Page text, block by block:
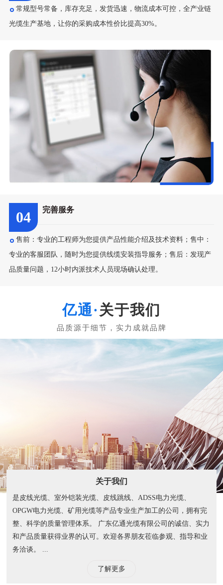
常规型号常备，库存充足，发货迅速，物流成本可控，全产业链
光缆生产基地，让你的采购成本性价比提高30%。
04 完善服务
售前：专业的工程师为您提供产品性能介绍及技术资料；售中：
专业的客服团队，随时为您提供线缆安装指导服务；售后：发现产
品质量问题，12小时内派技术人员现场确认处理。
关于我们
关于我们
是皮线光缆、室外铠装光缆、皮线跳线、ADSS电力光缆、
OPGW电力光缆、矿用光缆等产品专业生产加工的公司，拥有完
整、科学的质量管理体系。 广东亿通光缆有限公司的诚信、实力
和产品质量获得业界的认可。欢迎各界朋友莅临参观、指导和业
务洽谈。 ...
了解更多